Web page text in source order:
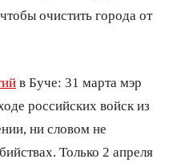
очистить города от
в Буче: 31 марта мэр
российских войск из
ни словом не
Только 2 апреля